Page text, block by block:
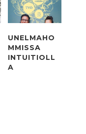
UNELMAHO
MMISSA
INTUITIOLL
A